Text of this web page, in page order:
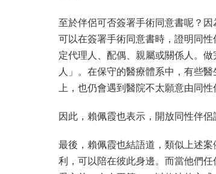
至於伴侶可否簽署手術同意書呢？
可以在簽署手術同意書時，證明同
定代理人、配偶、親屬或關係人。
人」。在保守的醫療體系中，有些
上，也仍會遇到醫院不太願意由同性
因此，賴佩霞也表示，開放同性伴
最後，賴佩霞也結語道，類似上述
利，可以陪在彼此身邊。而當他們